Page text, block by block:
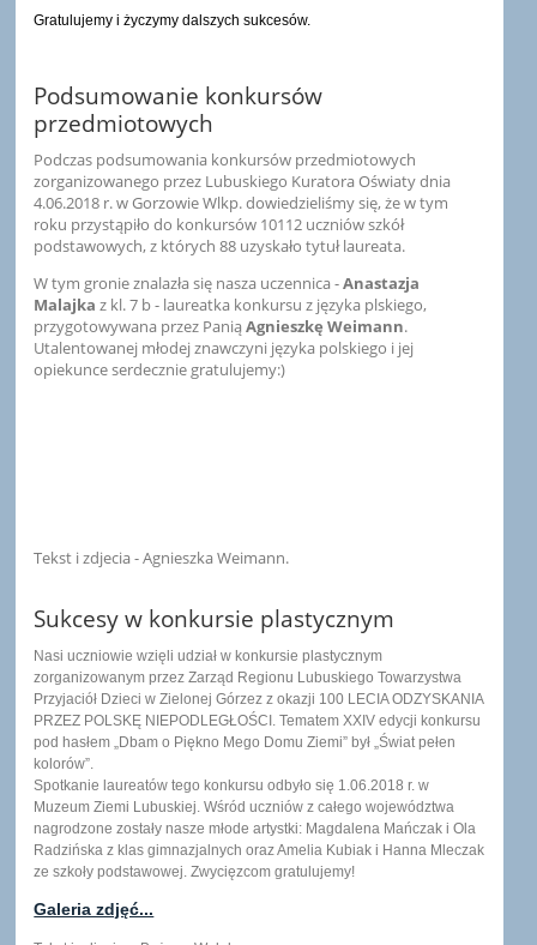
Gratulujemy i życzymy dalszych sukcesów.
Podsumowanie konkursów
przedmiotowych
Podczas podsumowania konkursów przedmiotowych
zorganizowanego przez Lubuskiego Kuratora Oświaty dnia
4.06.2018 r. w Gorzowie Wlkp. dowiedzieliśmy się, że w tym
roku przystąpiło do konkursów 10112 uczniów szkół
podstawowych, z których 88 uzyskało tytuł laureata.
W tym gronie znalazła się nasza uczennica -Anastazja
Malajkaz kl. 7 b - laureatka konkursu z języka plskiego,
przygotowywana przez PaniąAgnieszkę Weimann.
Utalentowanej młodej znawczyni języka polskiego i jej
opiekunce serdecznie gratulujemy:)
Tekst i zdjecia - Agnieszka Weimann.
Sukcesy w konkursie plastycznym
Nasi uczniowie wzięli udział w konkursie plastycznym
zorganizowanym przez Zarząd Regionu Lubuskiego Towarzystwa
Przyjaciół Dzieci w Zielonej Górzez z okazji 100 LECIA ODZYSKANIA
PRZEZ POLSKĘ NIEPODLEGŁOŚCI. Tematem XXIV edycji konkursu
pod hasłem „Dbam o Piękno Mego Domu Ziemi” był „Świat pełen
kolorów”.
Spotkanie laureatów tego konkursu odbyło się 1.06.2018 r. w
Muzeum Ziemi Lubuskiej. Wśród uczniów z całego województwa
nagrodzone zostały nasze młode artystki: Magdalena Mańczak i Ola
Radzińska z klas gimnazjalnych oraz Amelia Kubiak i Hanna Mleczak
ze szkoły podstawowej. Zwycięzcom gratulujemy!
Galeria zdjęć...